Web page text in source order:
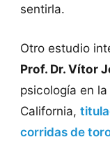
sentirla.
Otro estudio
Prof. Dr. Vítor
psicología en
California,
corridas de